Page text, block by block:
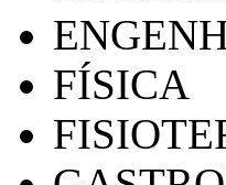
FÍSICA